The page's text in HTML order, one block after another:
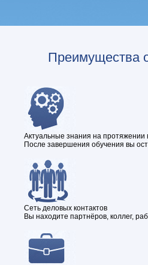
Преимущества
Актуальные знания на протяжении
После завершения обучения вы
Сеть деловых контактов
Вы находите партнёров, коллег,